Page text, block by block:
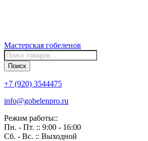
Мастерская гобеленов
Поиск
товаров
Поиск
+7 (920) 3544475
info@gobelenpro.ru
Режим работы::
Пн. - Пт. :: 9:00 - 16:00
Сб. - Вс. :: Выходной